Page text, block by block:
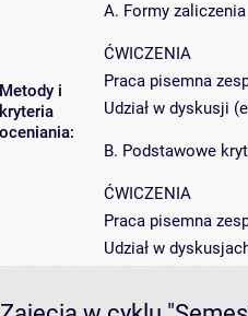
Metody i
kryteria
oceniania:
A. Formy
ĆWICZENIA
Praca pisemna
Udział w dyskusji
B. Podstawowe
ĆWICZENIA
Praca pisemna
Udział w